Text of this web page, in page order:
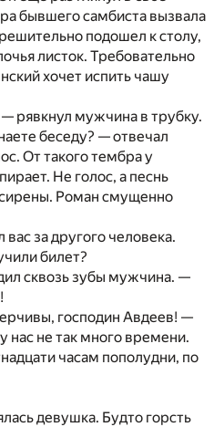
бывшего самбиста вызвала
подошел к столу,
листок. Требовательно
хочет испить чашу
рявкнул мужчина в трубку.
беседу? — отвечал
От такого тембра у
Не голос, а песнь
Роман смущенно
за другого человека.
билет?
сквозь зубы мужчина. —
господин Авдеев! —
не так много времени.
часам пополудни, по
девушка. Будто горсть